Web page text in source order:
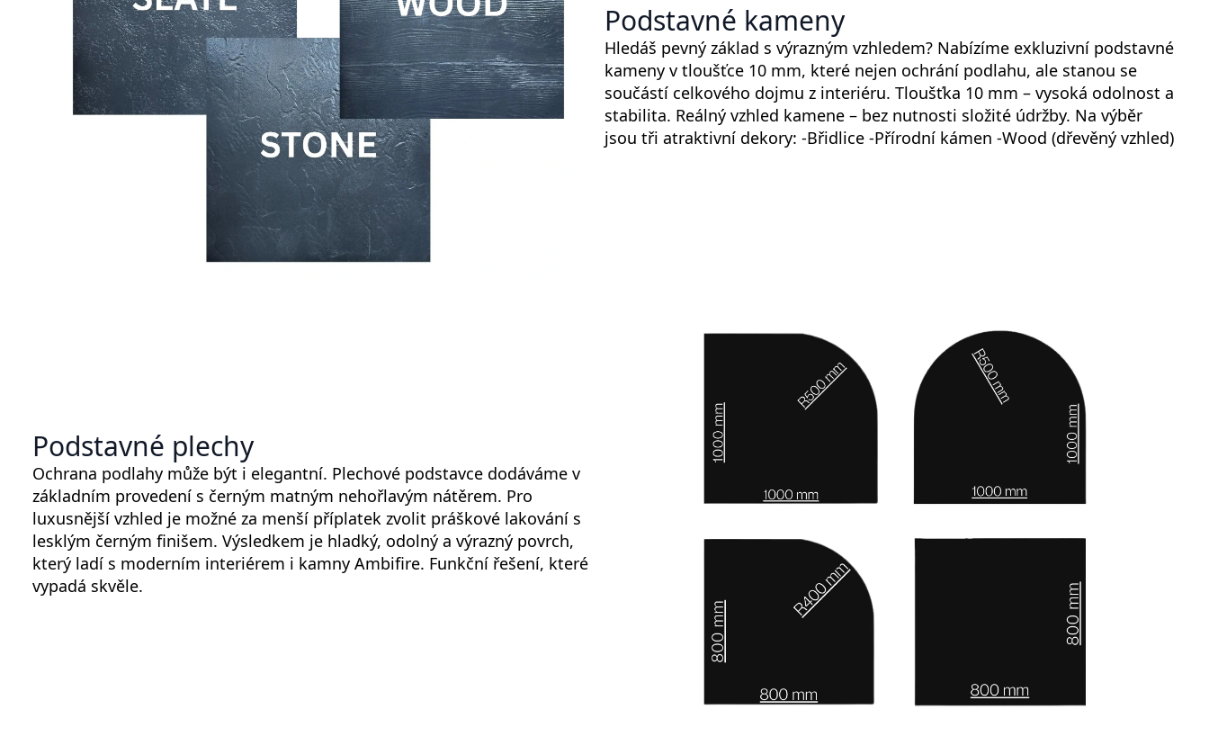
Podstavné kameny
Hledáš pevný základ s výrazným vzhledem? Nabízíme exkluzivní podstavné
kameny v tloušťce 10 mm, které nejen ochrání podlahu, ale stanou se
součástí celkového dojmu z interiéru. Tloušťka 10 mm – vysoká odolnost a
stabilita. Reálný vzhled kamene – bez nutnosti složité údržby. Na výběr
jsou tři atraktivní dekory: -Břidlice -Přírodní kámen -Wood (dřevěný vzhled)
Podstavné plechy
Ochrana podlahy může být i elegantní. Plechové podstavce dodáváme v
základním provedení s černým matným nehořlavým nátěrem. Pro
luxusnější vzhled je možné za menší příplatek zvolit práškové lakování s
lesklým černým finišem. Výsledkem je hladký, odolný a výrazný povrch,
který ladí s moderním interiérem i kamny Ambifire. Funkční řešení, které
vypadá skvěle.